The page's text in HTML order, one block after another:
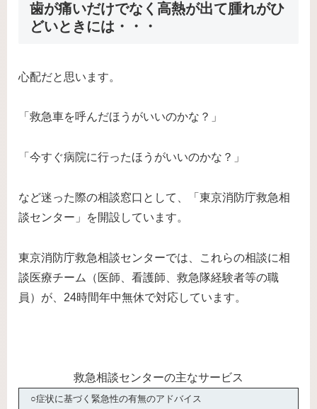
歯が痛いだけでなく高熱が出て腫れがひ
どいときには・・・
心配だと思います。
「救急車を呼んだほうがいいのかな？」
「今すぐ病院に行ったほうがいいのかな？」
など迷った際の相談窓口として、「東京消防庁救急相
談センター」を開設しています。
東京消防庁救急相談センターでは、これらの相談に相
談医療チーム（医師、看護師、救急隊経験者等の職
員）が、24時間年中無休で対応しています。
救急相談センターの主なサービス
○症状に基づく緊急性の有無のアドバイス